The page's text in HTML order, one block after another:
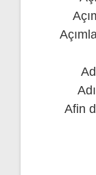
Afin